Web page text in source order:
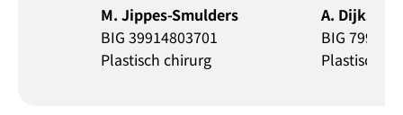
M. Jippes-Smulders
BIG 39914803701
Plastisch chirurg
A.
BIG
Plastisch